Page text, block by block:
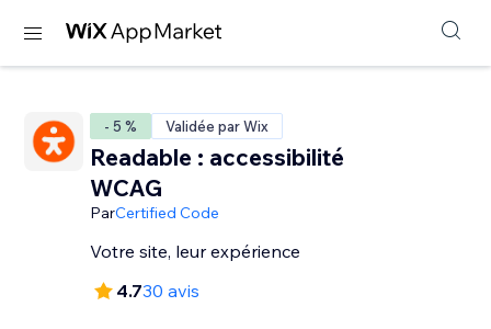
- 5 % Validée par Wix
Readable : accessibilité
WCAG
ParCertified Code
Votre site, leur expérience
4.730 avis